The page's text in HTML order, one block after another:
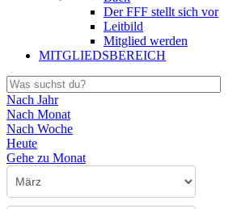
Der FFF stellt sich vor
Leitbild
Mitglied werden
MITGLIEDSBEREICH
Nach Jahr
Nach Monat
Nach Woche
Heute
Gehe zu Monat